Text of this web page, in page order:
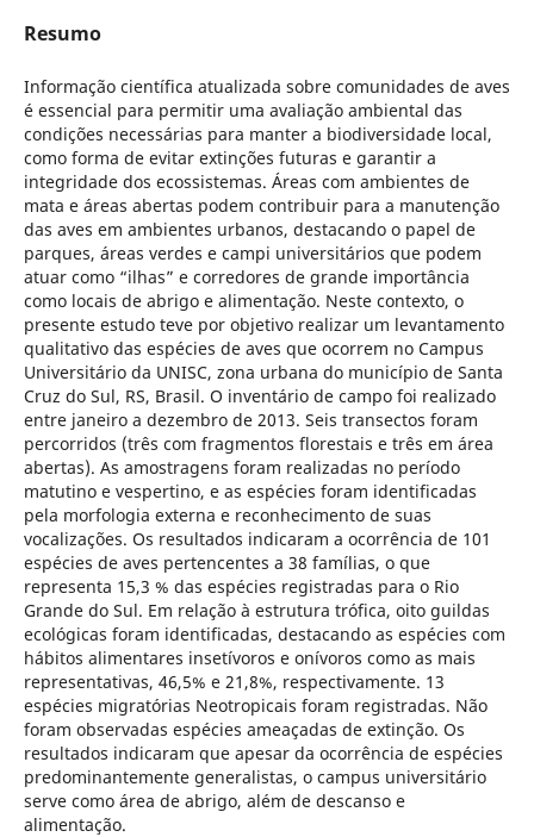
Resumo
Informação científica atualizada sobre comunidades de aves
é essencial para permitir uma avaliação ambiental das
condições necessárias para manter a biodiversidade local,
como forma de evitar extinções futuras e garantir a
integridade dos ecossistemas. Áreas com ambientes de
mata e áreas abertas podem contribuir para a manutenção
das aves em ambientes urbanos, destacando o papel de
parques, áreas verdes e campi universitários que podem
atuar como “ilhas” e corredores de grande importância
como locais de abrigo e alimentação. Neste contexto, o
presente estudo teve por objetivo realizar um levantamento
qualitativo das espécies de aves que ocorrem no Campus
Universitário da UNISC, zona urbana do município de Santa
Cruz do Sul, RS, Brasil. O inventário de campo foi realizado
entre janeiro a dezembro de 2013. Seis transectos foram
percorridos (três com fragmentos florestais e três em área
abertas). As amostragens foram realizadas no período
matutino e vespertino, e as espécies foram identificadas
pela morfologia externa e reconhecimento de suas
vocalizações. Os resultados indicaram a ocorrência de 101
espécies de aves pertencentes a 38 famílias, o que
representa 15,3 % das espécies registradas para o Rio
Grande do Sul. Em relação à estrutura trófica, oito guildas
ecológicas foram identificadas, destacando as espécies com
hábitos alimentares insetívoros e onívoros como as mais
representativas, 46,5% e 21,8%, respectivamente. 13
espécies migratórias Neotropicais foram registradas. Não
foram observadas espécies ameaçadas de extinção. Os
resultados indicaram que apesar da ocorrência de espécies
predominantemente generalistas, o campus universitário
serve como área de abrigo, além de descanso e
alimentação.